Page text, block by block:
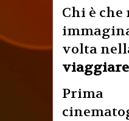
Chi è che
volta